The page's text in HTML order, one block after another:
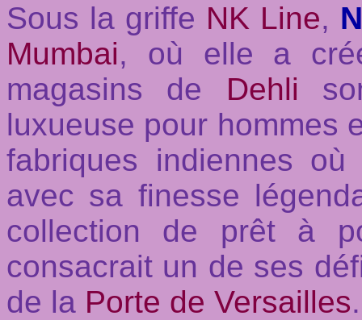
Sous la griffe NK Line,
Mumbai, où elle a
magasins de Dehli
luxueuse pour hommes
fabriques indiennes
avec sa finesse
collection de prêt à
consacrait un de ses
de la Porte de Versailles.